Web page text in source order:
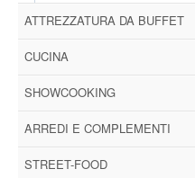
ATTREZZATURA DA BUFFET
CUCINA
SHOWCOOKING
ARREDI E COMPLEMENTI
STREET-FOOD